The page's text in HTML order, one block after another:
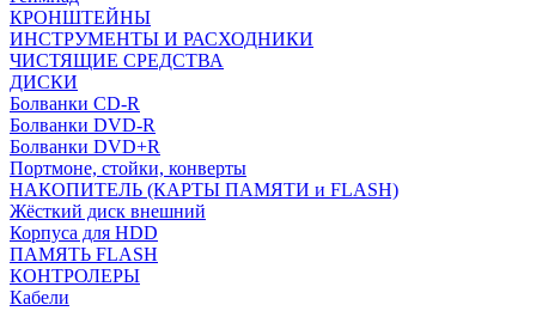
КРОНШТЕЙНЫ
ИНСТРУМЕНТЫ И РАСХОДНИКИ
ЧИСТЯЩИЕ СРЕДСТВА
ДИСКИ
Болванки CD-R
Болванки DVD-R
Болванки DVD+R
Портмоне, стойки, конверты
НАКОПИТЕЛЬ (КАРТЫ ПАМЯТИ и FLASH)
Жёсткий диск внешний
Корпуса для HDD
ПАМЯТЬ FLASH
КОНТРОЛЕРЫ
Кабели